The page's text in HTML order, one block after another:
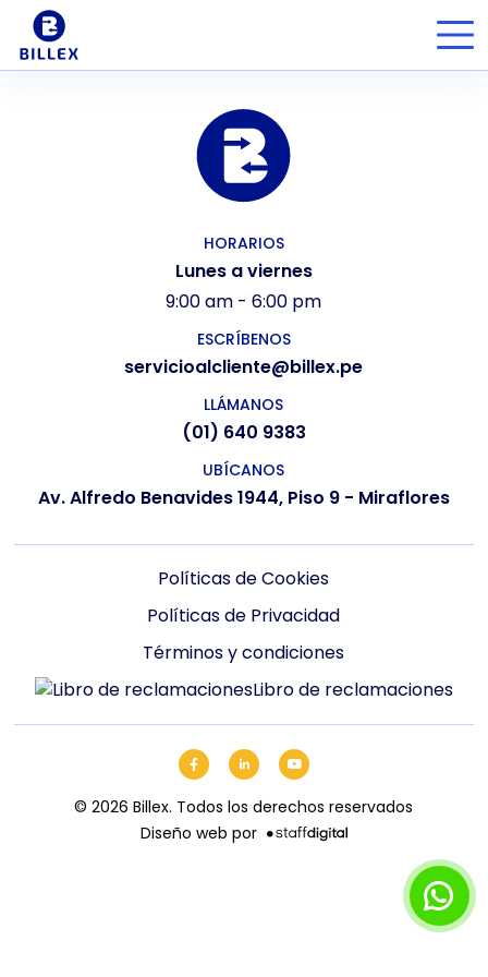
HORARIOS
Lunes a viernes
9:00 am - 6:00 pm
ESCRÍBENOS
servicioalcliente@billex.pe
LLÁMANOS
(01) 640 9383
UBÍCANOS
Av. Alfredo Benavides 1944, Piso 9 - Miraflores
Políticas de Cookies
Políticas de Privacidad
Términos y condiciones
Libro de reclamaciones
©2026 Billex. Todos los derechos reservados
Diseño web por